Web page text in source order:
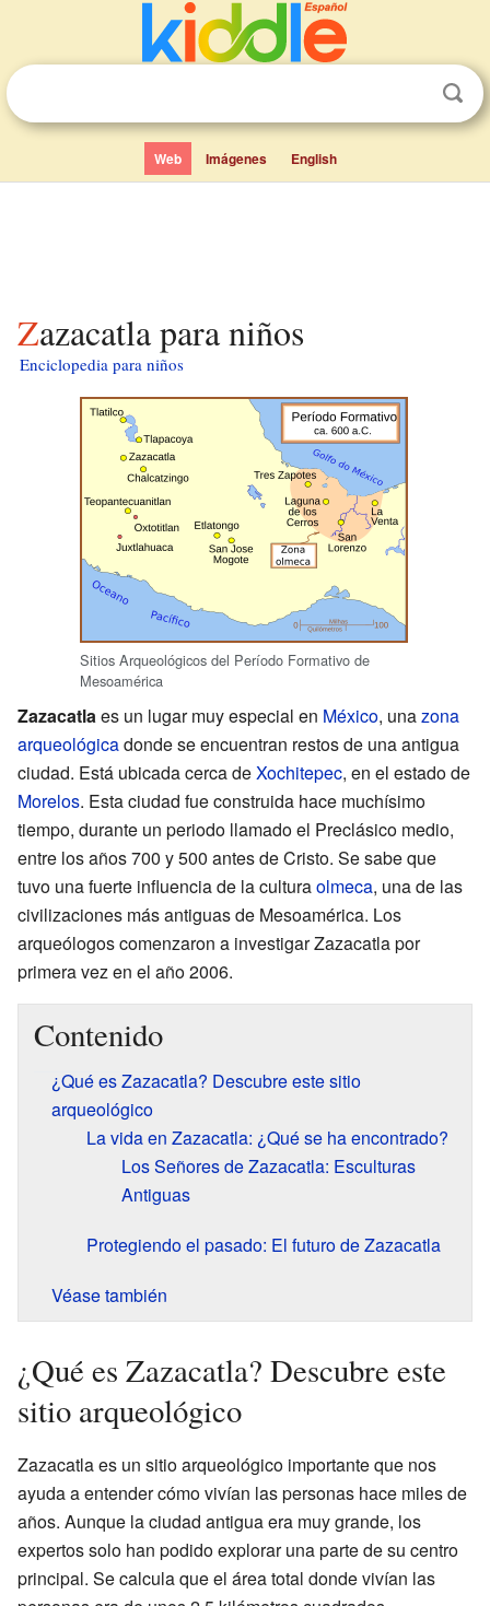
Web Imágenes English
Zazacatla para niños
Enciclopedia para niños
Sitios Arqueológicos del Período Formativo de
Mesoamérica
Zazacatla es un lugar muy especial en México, unazona
arqueológicadonde se encuentran restos de una antigua
ciudad. Está ubicada cerca deXochitepec, en el estado de
Morelos. Esta ciudad fue construida hace muchísimo
tiempo, durante un periodo llamado el Preclásico medio,
entre los años 700 y 500 antes de Cristo. Se sabe que
tuvo una fuerte influencia de la culturaolmeca, una de las
civilizaciones más antiguas de Mesoamérica. Los
arqueólogos comenzaron a investigar Zazacatla por
primera vez en el año 2006.
Contenido
¿Qué es Zazacatla? Descubre este sitio
arqueológico
La vida en Zazacatla: ¿Qué se ha encontrado?
Los Señores de Zazacatla: Esculturas
Antiguas
Protegiendo el pasado: El futuro de Zazacatla
Véase también
¿Qué es Zazacatla? Descubre este
sitio arqueológico
Zazacatla es un sitio arqueológico importante que nos
ayuda a entender cómo vivían las personas hace miles de
años. Aunque la ciudad antigua era muy grande, los
expertos solo han podido explorar una parte de su centro
principal. Se calcula que el área total donde vivían las